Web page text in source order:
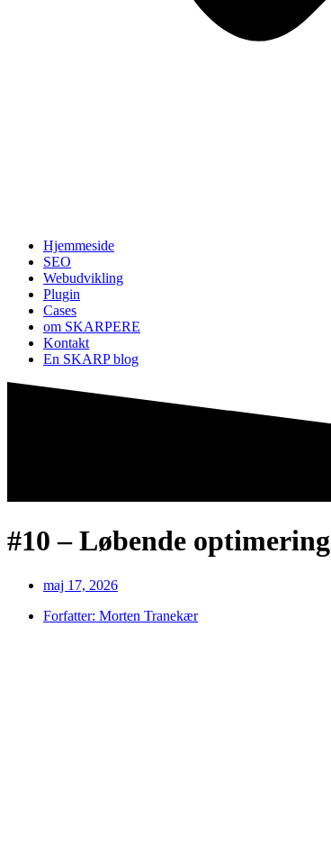
Hjemmeside
SEO
Webudvikling
Plugin
Cases
om SKARPERE
Kontakt
En SKARP blog
#10 – Løbende optimering
maj 17, 2026
Forfatter: Morten Tranekær